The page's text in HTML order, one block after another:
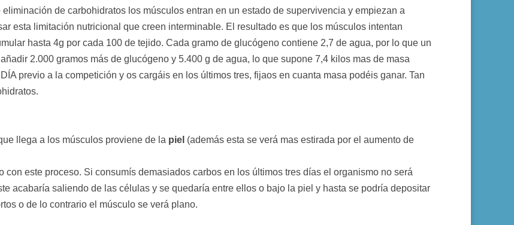
de carbohidratos los músculos entran en un estado de supervivencia y empiezan a
esta limitación nutricional que creen interminable. El resultado es que los músculos intentan
hasta 4g por cada 100 de tejido. Cada gramo de glucógeno contiene 2,7 de agua, por lo que un
2.000 gramos más de glucógeno y 5.400 g de agua, lo que supone 7,4 kilos mas de masa
previo a la competición y os cargáis en los últimos tres, fijaos en cuanta masa podéis ganar. Tan
llega a los músculos proviene de la piel (además esta se verá mas estirada por el aumento de
este proceso. Si consumís demasiados carbos en los últimos tres días el organismo no será
acabaría saliendo de las células y se quedaría entre ellos o bajo la piel y hasta se podría depositar
o de lo contrario el músculo se verá plano.